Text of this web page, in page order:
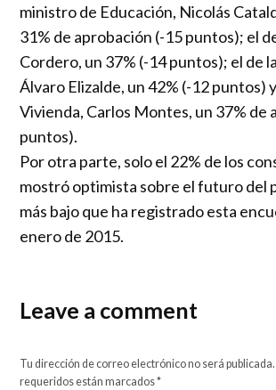
ministro de Educación, Nicolás
31% de aprobación (-15 puntos); el
Cordero, un 37% (-14 puntos); el de
Álvaro Elizalde, un 42% (-12 puntos)
Vivienda, Carlos Montes, un 37% de
puntos).
Por otra parte, solo el 22% de los
mostró optimista sobre el futuro del
más bajo que ha registrado esta
enero de 2015.
Leave a comment
Tu dirección de correo electrónico no será publicada.
requeridos están marcados*